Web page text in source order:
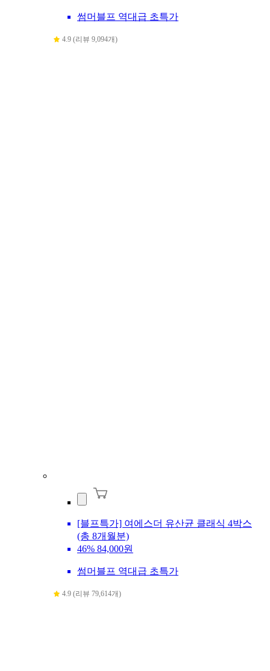
썸머블프 역대급 초특가
4.9 (리뷰 9,094개)
[블프특가] 여에스더 유산균 클래식 4박스
(총 8개월분)
46% 84,000원
썸머블프 역대급 초특가
4.9 (리뷰 79,614개)